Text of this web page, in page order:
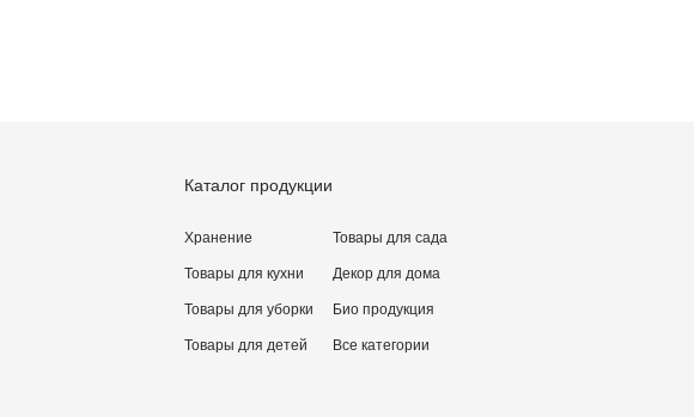
Каталог продукции
Хранение
Товары для кухни
Товары для уборки
Товары для детей
Товары для сада
Декор для дома
Био продукция
Все категории